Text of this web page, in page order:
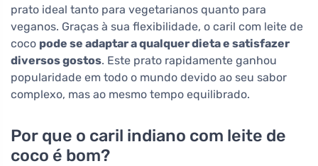
prato ideal tanto para vegetarianos quanto para
veganos. Graças à sua flexibilidade, o caril com leite de
coco pode se adaptar a qualquer dieta e satisfazer
diversos gostos. Este prato rapidamente ganhou
popularidade em todo o mundo devido ao seu sabor
complexo, mas ao mesmo tempo equilibrado.
Por que o caril indiano com leite de
coco é bom?